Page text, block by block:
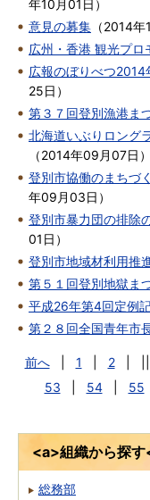
年10月01日 ）
意見の募集 （2014年
広州・香港 観光プロ
広報のぼりべつ
25日 ）
第３７回登別漁港ま
北海道いぶりロング
（2014年09月07日 ）
登別市協働のまちづ
年09月03日 ）
登別市暴力団の排除
01日 ）
登別市地域材利用推
第５１回登別地獄ま
平成26年第4回定例
第２８回全国青年市
前へ 1 2
53
54 55
<a>組織から探
総務部